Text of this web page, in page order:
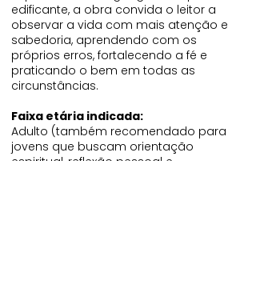
edificante, a obra convida o leitor a
observar a vida com mais atenção e
sabedoria, aprendendo com os
próprios erros, fortalecendo a fé e
praticando o bem em todas as
circunstâncias.
Faixa etária indicada:
Adulto (também recomendado para
jovens que buscam orientação
espiritual, reflexão pessoal e